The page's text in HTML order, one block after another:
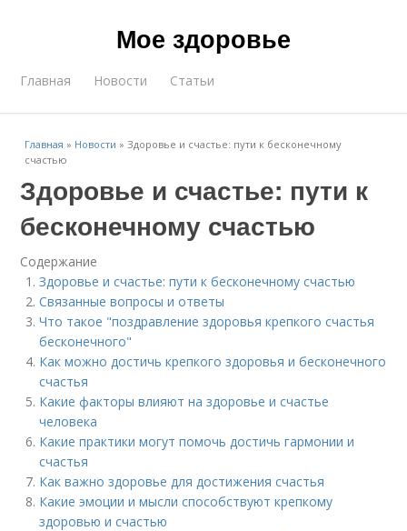
Мое здоровье
Главная Новости Статьи
Главная » Новости »Здоровье и счастье: пути к бесконечному
счастью
Здоровье и счастье: пути к
бесконечному счастью
Содержание
Здоровье и счастье: пути к бесконечному счастью
Связанные вопросы и ответы
Что такое "поздравление здоровья крепкого счастья
бесконечного"
Как можно достичь крепкого здоровья и бесконечного
счастья
Какие факторы влияют на здоровье и счастье
человека
Какие практики могут помочь достичь гармонии и
счастья
Как важно здоровье для достижения счастья
Какие эмоции и мысли способствуют крепкому
здоровью и счастью